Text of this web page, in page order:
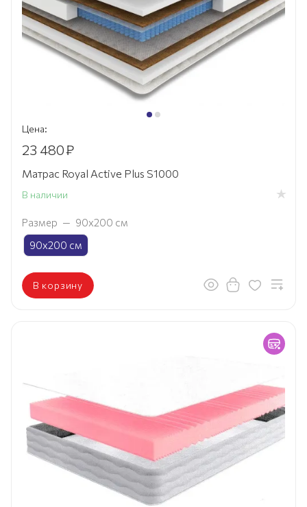
Цена:
23 480₽
Матрас Royal Active Plus S1000
В наличии
Размер — 90х200 см
90х200 см
В корзину